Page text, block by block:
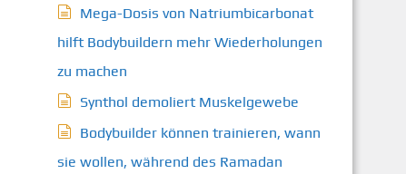
Mega-Dosis von Natriumbicarbonat
hilft Bodybuildern mehr Wiederholungen
zu machen
Synthol demoliert Muskelgewebe
Bodybuilder können trainieren, wann
sie wollen, während des Ramadan